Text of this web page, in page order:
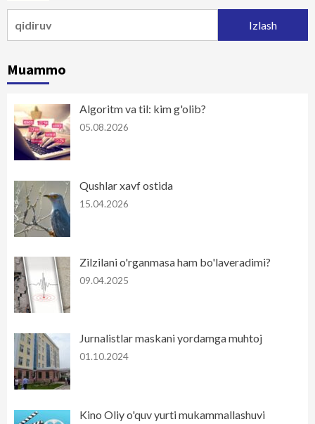
Muammo
Algoritm va til: kim g'olib?
05.08.2026
Qushlar xavf ostida
15.04.2026
Zilzilani o'rganmasa ham bo'laveradimi?
09.04.2025
Jurnalistlar maskani yordamga muhtoj
01.10.2024
Kino Oliy o'quv yurti mukammallashuvi